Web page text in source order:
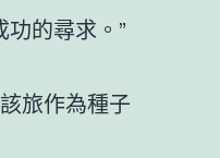
的尋求。”
旅作為種子